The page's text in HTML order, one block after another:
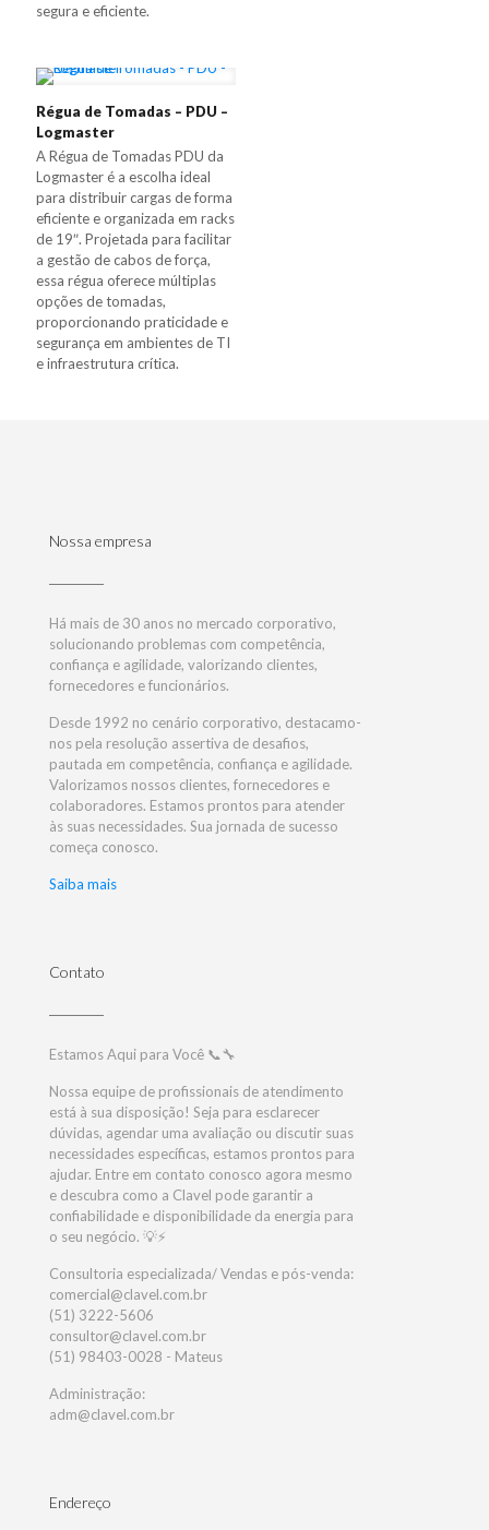
segura e eficiente.
Régua de Tomadas – PDU –
Logmaster
A Régua de Tomadas PDU da
Logmaster é a escolha ideal
para distribuir cargas de forma
eficiente e organizada em racks
de 19″. Projetada para facilitar
a gestão de cabos de força,
essa régua oferece múltiplas
opções de tomadas,
proporcionando praticidade e
segurança em ambientes de TI
e infraestrutura crítica.
Nossa empresa
Há mais de 30 anos no mercado corporativo,
solucionando problemas com competência,
confiança e agilidade, valorizando clientes,
fornecedores e funcionários.
Desde 1992 no cenário corporativo, destacamo-
nos pela resolução assertiva de desafios,
pautada em competência, confiança e agilidade.
Valorizamos nossos clientes, fornecedores e
colaboradores. Estamos prontos para atender
às suas necessidades. Sua jornada de sucesso
começa conosco.
Saiba mais
Contato
Estamos Aqui para Você 📞🔧
Nossa equipe de profissionais de atendimento
está à sua disposição! Seja para esclarecer
dúvidas, agendar uma avaliação ou discutir suas
necessidades específicas, estamos prontos para
ajudar. Entre em contato conosco agora mesmo
e descubra como a Clavel pode garantir a
confiabilidade e disponibilidade da energia para
o seu negócio. 💡⚡
Consultoria especializada/ Vendas e pós-venda:
comercial@clavel.com.br
(51) 3222-5606
consultor@clavel.com.br
(51) 98403-0028 - Mateus
Administração:
adm@clavel.com.br
Endereço